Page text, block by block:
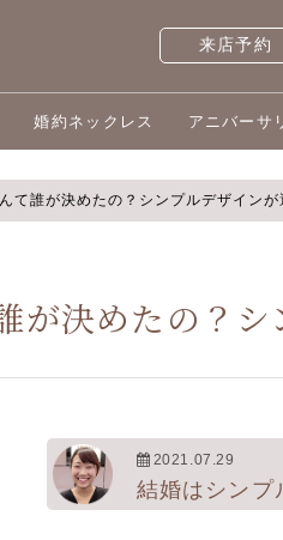
来店予約
婚約ネックレス アニバーサ
て誰が決めたの？シンプルデザインが
が決めたの？
2021.07.29
結婚はシンプ